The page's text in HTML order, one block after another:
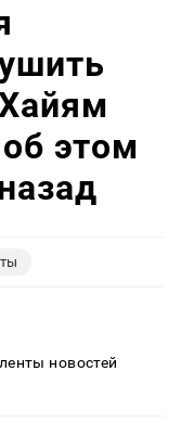
этом
новостей